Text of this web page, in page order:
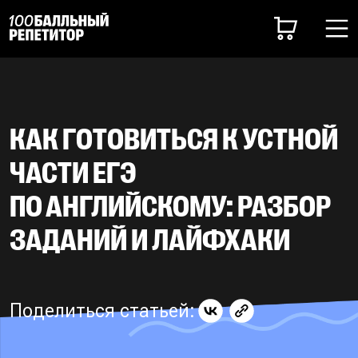
КАК ГОТОВИТЬСЯ К УСТНОЙ
ЧАСТИ ЕГЭ
ПО АНГЛИЙСКОМУ: РАЗБОР
ЗАДАНИЙ И ЛАЙФХАКИ
Поделиться статьей: